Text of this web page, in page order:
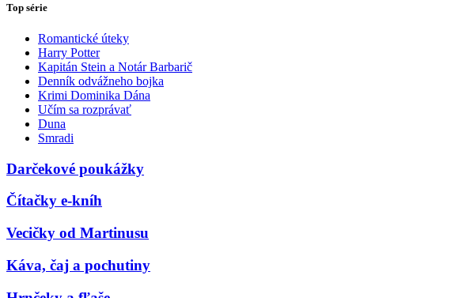
Top série
Romantické úteky
Harry Potter
Kapitán Stein a Notár Barbarič
Denník odvážneho bojka
Krimi Dominika Dána
Učím sa rozprávať
Duna
Smradi
Darčekové poukážky
Čítačky e-kníh
Vecičky od Martinusu
Káva, čaj a pochutiny